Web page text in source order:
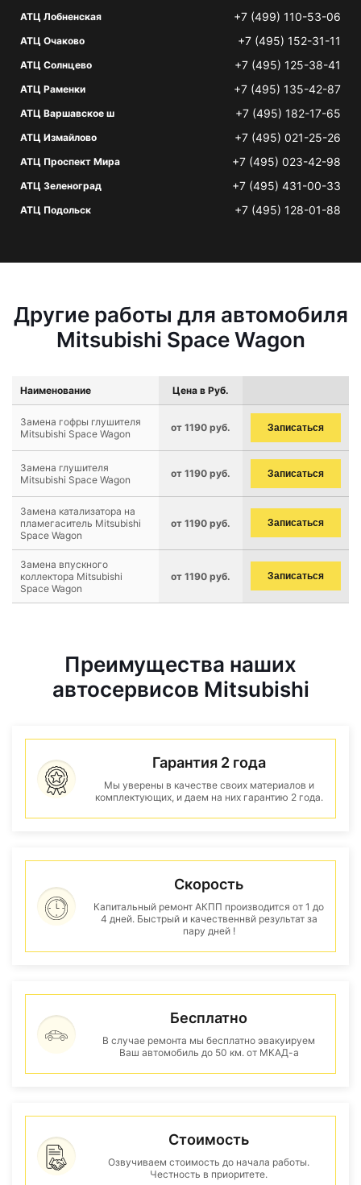
АТЦ Лобненская +7 (499) 110-53-06
АТЦ Очаково +7 (495) 152-31-11
АТЦ Солнцево +7 (495) 125-38-41
АТЦ Раменки +7 (495) 135-42-87
АТЦ Варшавское ш +7 (495) 182-17-65
АТЦ Измайлово +7 (495) 021-25-26
АТЦ Проспект Мира +7 (495) 023-42-98
АТЦ Зеленоград +7 (495) 431-00-33
АТЦ Подольск +7 (495) 128-01-88
Другие работы для автомобиля
Mitsubishi Space Wagon
Наименование Цена в Руб.
Замена гофры глушителя
Mitsubishi Space Wagon
от 1190 руб. Записаться
Замена глушителя
Mitsubishi Space Wagon
от 1190 руб. Записаться
Замена катализатора на
пламегаситель Mitsubishi
Space Wagon
от 1190 руб. Записаться
Замена впускного
коллектора Mitsubishi
Space Wagon
от 1190 руб. Записаться
Преимущества наших
автосервисов Mitsubishi
Гарантия 2 года
Мы уверены в качестве своих материалов и
комплектующих, и даем на них гарантию 2 года.
Скорость
Капитальный ремонт АКПП производится от 1 до
4 дней. Быстрый и качественнвй результат за
пару дней !
Бесплатно
В случае ремонта мы бесплатно эвакуируем
Ваш автомобиль до 50 км. от МКАД-а
Стоимость
Озвучиваем стоимость до начала работы.
Честность в приоритете.